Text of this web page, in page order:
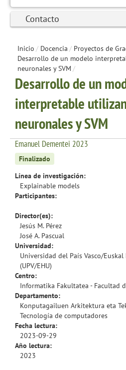
Contacto
Inicio / Docencia / Proyectos de
Desarrollo de un modelo
neuronales y SVM /
Desarrollo de un
interpretable
neuronales y SVM
Emanuel Dementei 2023
Finalizado
Línea de investigación:
Explainable models
Participantes:
Director(es):
Jesús M. Pérez
José A. Pascual
Universidad:
Universidad del País Vasco/
(UPV/EHU)
Centro:
Informatika Fakultatea - Facultad
Departamento:
Konputagailuen Arkitektura eta
Tecnología de computadores
Fecha lectura:
2023-09-29
Año lectura:
2023